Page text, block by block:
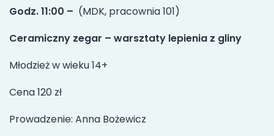
Godz. 11:00 – (MDK, pracownia 101)
Ceramiczny zegar – warsztaty lepienia z gliny
Młodzież w wieku 14+
Cena 120 zł
Prowadzenie: Anna Bożewicz